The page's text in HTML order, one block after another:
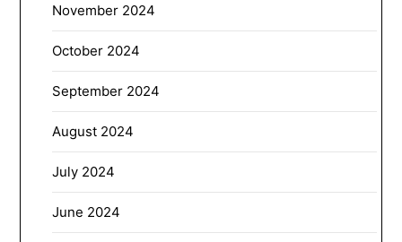
November 2024
October 2024
September 2024
August 2024
July 2024
June 2024